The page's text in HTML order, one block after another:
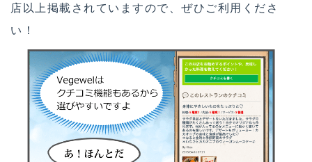
店以上掲載されていますので、ぜひご利用くださ
い！